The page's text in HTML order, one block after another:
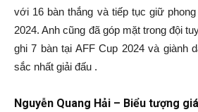
với 16 bàn thắng và tiếp tục giữ
2024. Anh cũng đã góp mặt trong đội
ghi 7 bàn tại AFF Cup 2024 và giành
sắc nhất giải đấu .
Nguyễn Quang Hải – Biểu tượng